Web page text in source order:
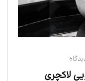
لاکچری